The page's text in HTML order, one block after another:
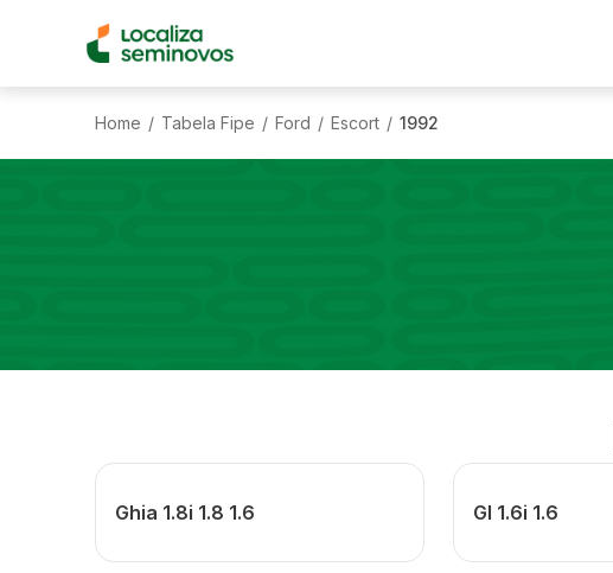
Home / Tabela Fipe / Ford / Escort / 1992
Ghia 1.8i 1.8 1.6 Gl 1.6i 1.6